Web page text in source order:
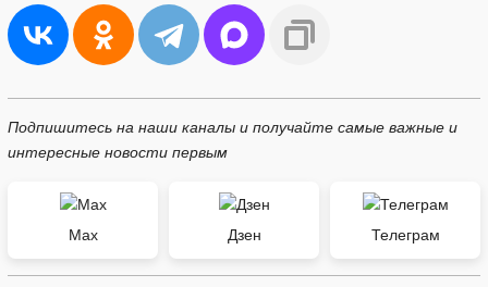
Подпишитесь на наши каналы и получайте самые важные и
интересные новости первым
Max Дзен Телеграм